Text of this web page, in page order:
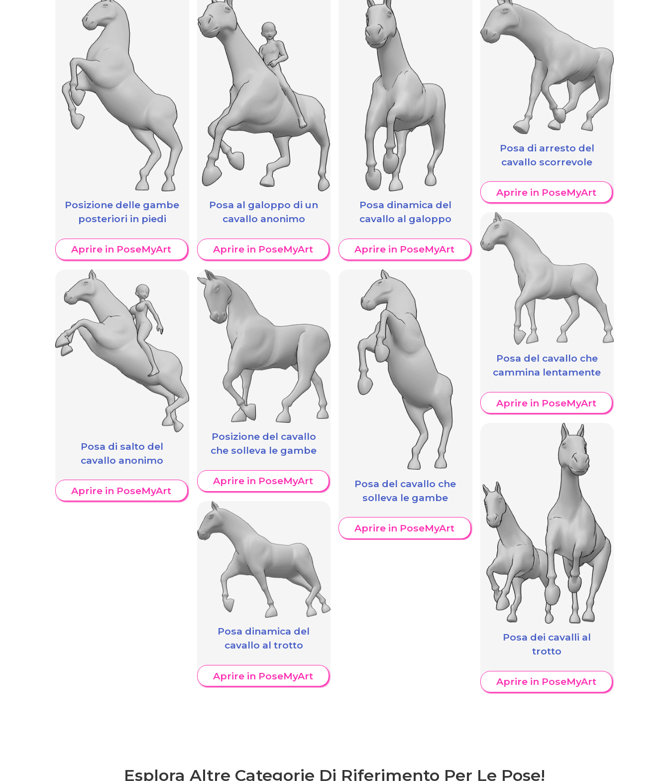
Posizione delle gambe
posteriori in piedi
Aprire in PoseMyArt
Posa di salto del
cavallo anonimo
Aprire in PoseMyArt
Posa al galoppo di un
cavallo anonimo
Aprire in PoseMyArt
Posizione del cavallo
che solleva le gambe
Aprire in PoseMyArt
Posa dinamica del
cavallo al trotto
Aprire in PoseMyArt
Posa dinamica del
cavallo al galoppo
Aprire in PoseMyArt
Posa del cavallo che
solleva le gambe
Aprire in PoseMyArt
Posa di arresto del
cavallo scorrevole
Aprire in PoseMyArt
Posa del cavallo che
cammina lentamente
Aprire in PoseMyArt
Posa dei cavalli al
trotto
Aprire in PoseMyArt
Esplora Altre Categorie Di Riferimento Per Le Pose!